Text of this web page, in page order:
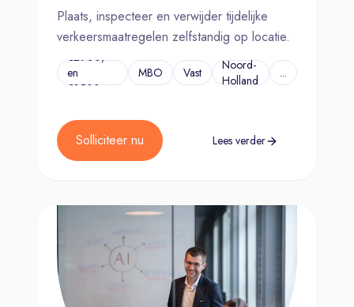
Plaats, inspecteer en verwijder tijdelijke
verkeersmaatregelen zelfstandig op locatie.
€2900,-
en
€3500,-
MBO Vast
Noord-
Holland
...
Solliciteer nu Lees verder